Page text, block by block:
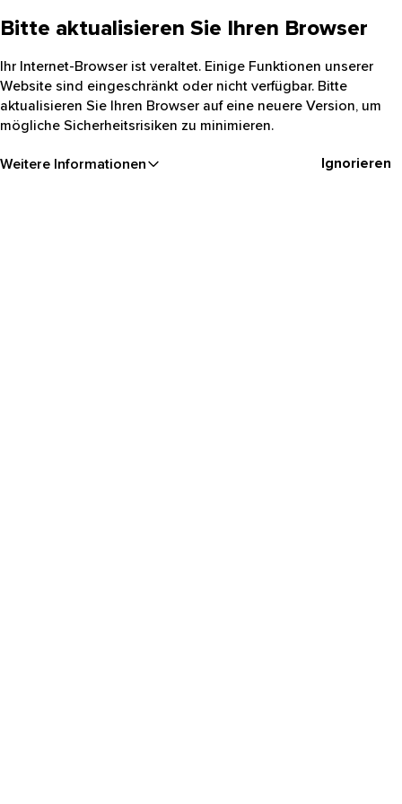
Bitte aktualisieren Sie Ihren Browser
Ihr Internet-Browser ist veraltet. Einige Funktionen unserer
Website sind eingeschränkt oder nicht verfügbar. Bitte
aktualisieren Sie Ihren Browser auf eine neuere Version, um
mögliche Sicherheitsrisiken zu minimieren.
Weitere Informationen Ignorieren